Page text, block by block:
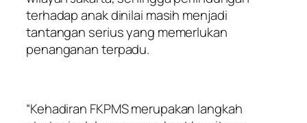
terhadap anak dinilai masih menjadi
tantangan serius yang memerlukan
penanganan terpadu.
“Kehadiran FKPMS merupakan langkah